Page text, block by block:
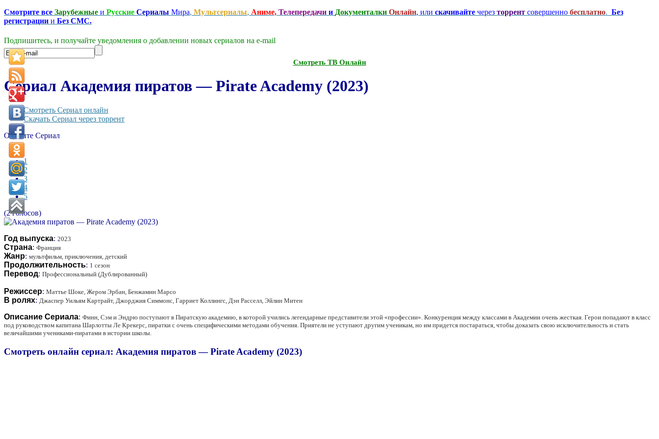
Смотрите все Зарубежные и Русские Сериалы Мира, Мультсериалы, Аниме, Телепередачи и Документалки Онлайн, или скачивайте через торрент совершенно бесплатно. Без
регистрации и Без СМС.
Подпишитесь, и получайте уведомления о добавлении новых сериалов на e-mаil
Смотреть ТВ Онлайн
Сериал Академия пиратов — Pirate Academy (2023)
Смотреть Сериал онлайн
Скачать Сериал через торрент
Оцените Сериал
1
2
3
4
5
(2 голосов)
Год выпуска: 2023
Страна: Франция
Жанр: мультфильм, приключения, детский
Продолжительность: 1 сезон
Перевод: Профессиональный (Дублированный)
Режиссер: Маттье Шоке, Жером Эрбан, Бенжамин Марсо
В ролях: Джаспер Уильям Картрайт, Джорджия Симмонс, Гарриет Коллингс, Дэн Расселл, Эйлин Митен
Описание Сериала: Финн, Сэм и Эндрю поступают в Пиратскую академию, в которой учились легендарные представители этой «профессии». Конкуренция между классами в Академии очень жесткая. Герои попадают в класс
под руководством капитана Шарлотты Ле Крекерс, пиратки с очень специфическими методами обучения. Приятели не уступают другим ученикам, но им придется постараться, чтобы доказать свою исключительность и стать
величайшими учениками-пиратами в истории школы.
Смотреть онлайн сериал: Академия пиратов — Pirate Academy (2023)